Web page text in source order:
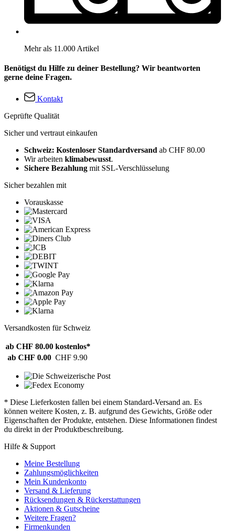
Mehr als 11.000 Artikel
Benötigst du Hilfe zu deiner Bestellung? Wir beantworten
gerne deine Fragen.
Kontakt
Geprüfte Qualität
Sicher und vertraut einkaufen
Schweiz: Kostenloser Standardversand ab CHF 80.00
Wir arbeiten klimabewusst.
Sichere Bezahlung mit SSL-Verschlüsselung
Sicher bezahlen mit
Vorauskasse
Versandkosten für Schweiz
ab CHF 80.00 kostenlos*
ab CHF 0.00 CHF 9.90
* Diese Lieferkosten fallen bei einem Standard-Versand an. Es
können weitere Kosten, z. B. aufgrund des Gewichts, Größe oder
Eigenschaften der Produkte, entstehen. Diese Informationen findest
du direkt in der Produktbeschreibung.
Hilfe & Support
Meine Bestellung
Zahlungsmöglichkeiten
Mein Kundenkonto
Versand & Lieferung
Rücksendungen & Rückerstattungen
Aktionen & Gutscheine
Weitere Fragen?
Firmenkunden